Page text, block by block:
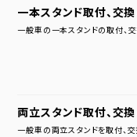
一本スタンド取付、交換
一般車の一本スタンドの取付、
両立スタンド取付、交換
一般車の両立スタンドを取付、交